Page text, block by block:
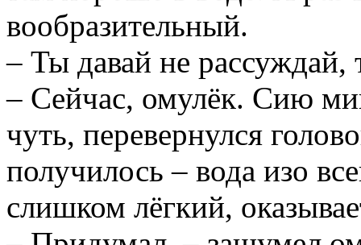
вообразительный.
– Ты давай не
– Сейчас, омулёк. Сию
чуть, перевернулся
получилось – вода изо
слишком лёгкий,